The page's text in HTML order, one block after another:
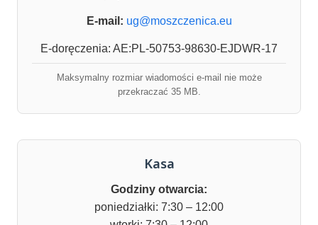
E-mail: ug@moszczenica.eu
E-doręczenia: AE:PL-50753-98630-EJDWR-17
Maksymalny rozmiar wiadomości e-mail nie może
przekraczać 35 MB.
Kasa
Godziny otwarcia:
poniedziałki: 7:30 – 12:00